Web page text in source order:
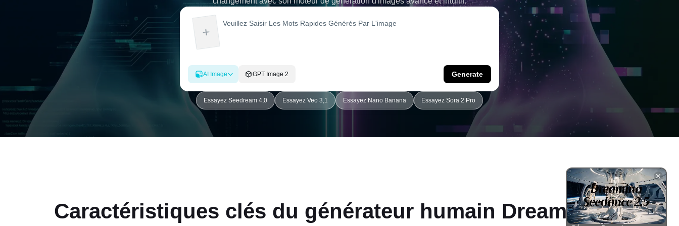
AI Image GPT Image 2 Generate
Essayez Seedream 4,0 Essayez Veo 3,1 Essayez Nano Banana Essayez Sora 2 Pro
Caractéristiques clés du générateur humain Dreamina IA